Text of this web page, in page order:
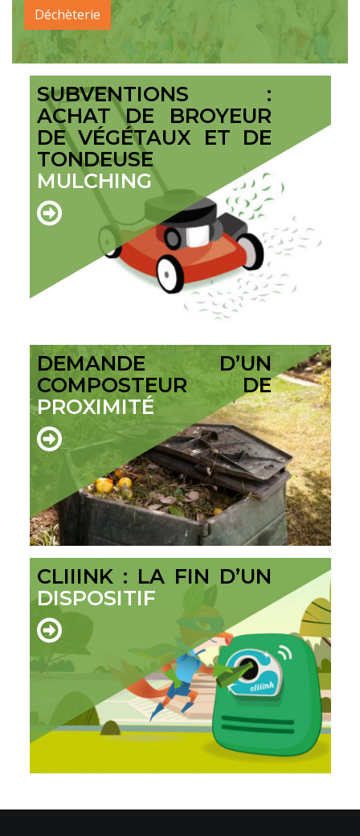
Déchèterie
SUBVENTIONS :
ACHAT DE BROYEUR
DE VÉGÉTAUX ET DE
TONDEUSE
MULCHING
DEMANDE D’UN
COMPOSTEUR DE
PROXIMITÉ
CLIIINK : LA FIN D’UN
DISPOSITIF